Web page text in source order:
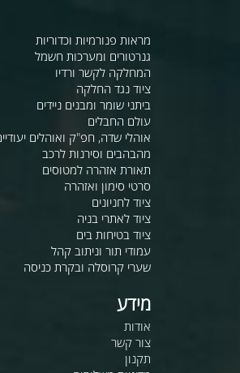
מראות פנורמיות וכדוריות
גנרטורים ומערכות חשמל
המחלקה לקשר ורדיו
ציוד נגד החלקה
ביתני שומר ומבנים ניידים
עולם החבלים
אוהלי שדה, חפ"ק ואוהלים
מהבהבים וסירנות לרכב
תאורת אזהרה למטוסים
סרטי סימון ואזהרה
ציוד לחניונים
ציוד לאתרי בניה
ציוד בטיחות בים
עמודי תור וניתוב קהל
שערי קרוסלה ובקרת כניסה
מידע
אודות
צור קשר
תקנון